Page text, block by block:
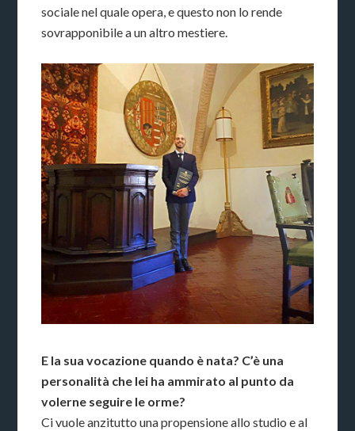
sociale nel quale opera, e questo non lo rende
sovrapponibile a un altro mestiere.
E la sua vocazione quando è nata? C’è una
personalità che lei ha ammirato al punto da
volerne seguire le orme?
Ci vuole anzitutto una propensione allo studio e al